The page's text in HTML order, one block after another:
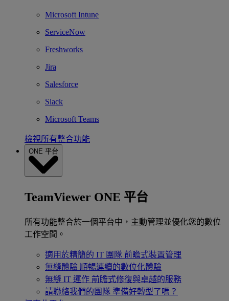
Microsoft Intune
ServiceNow
Freshworks
Jira
Salesforce
Slack
Microsoft Teams
檢視所有整合功能
ONE 平台
TeamViewer ONE 平台
所有功能整合於一個平台中，主動管理並優化您的數位
工作空間。
適用於精簡的 IT 團隊 前瞻式裝置管理
無縫體驗 順暢連續的數位化體驗
無縫 IT 運作 前瞻式修復與卓越的服務
請聯絡我們的團隊 準備好轉型了嗎？